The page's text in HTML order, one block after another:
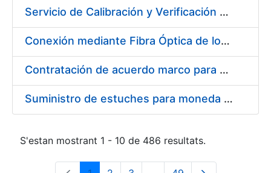
Servicio de Calibración y Verificación Externa de los Equipos de Medición del Servicio de Prevención de la FNMT-RCM
Conexión mediante Fibra Óptica de los Centros de Proceso de Datos (CPDs) de las sedes de la FNMT-RCM de Burgos y Madrid
Contratación de acuerdo marco para el Suministro de Material de Electricidad para la Fábrica Nacional de Moneda y Timbre-Real Casa de la Moneda en su centro de trabajo de Burgos
Suministro de estuches para moneda de 30 €
S'estan mostrant 1 - 10 de 486 resultats.